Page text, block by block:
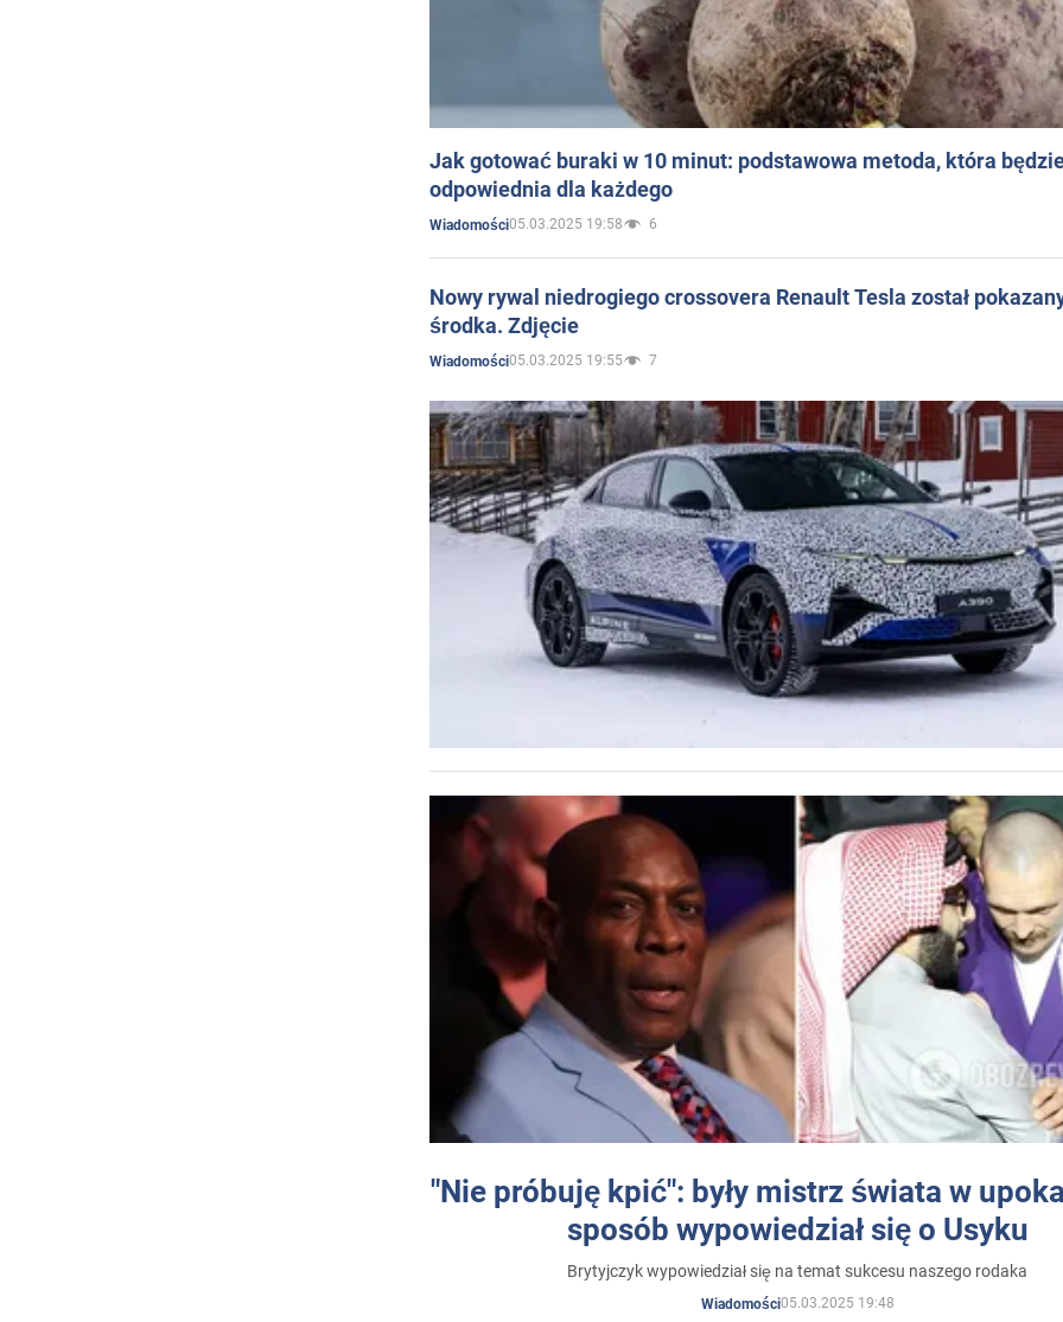
Jak gotować buraki w 10 minut: podstawowa metoda, która
odpowiednia dla każdego
Wiadomości05.03.2025 19:58 6
Nowy rywal niedrogiego crossovera Renault Tesla został
środka. Zdjęcie
Wiadomości05.03.2025 19:55 7
"Nie próbuję kpić": były mistrz świata w
sposób wypowiedział się o Usyku
Brytyjczyk wypowiedział się na temat sukcesu naszego rodaka
Wiadomości05.03.2025 19:48